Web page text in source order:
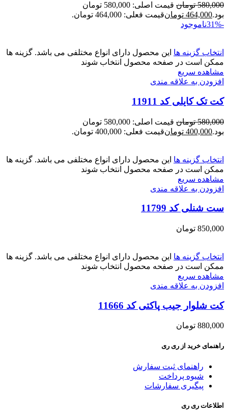
580,000 تومان
قیمت اصلی: 580,000 تومان
بود.464,000 تومانقیمت فعلی: 464,000 تومان.
-31%
ناموجود
انتخاب گزینه ها این محصول دارای انواع مختلفی می باشد. گزینه ها
ممکن است در صفحه محصول انتخاب شوند
مشاهده سریع
افزودن به علاقه مندی
کت تک کایلی کد 11911
580,000 تومان
قیمت اصلی: 580,000 تومان
بود.400,000 تومانقیمت فعلی: 400,000 تومان.
انتخاب گزینه ها این محصول دارای انواع مختلفی می باشد. گزینه ها
ممکن است در صفحه محصول انتخاب شوند
مشاهده سریع
افزودن به علاقه مندی
ست شنلی کد 11799
850,000 تومان
انتخاب گزینه ها این محصول دارای انواع مختلفی می باشد. گزینه ها
ممکن است در صفحه محصول انتخاب شوند
مشاهده سریع
افزودن به علاقه مندی
کت شلوار جیب پاکتی کد 11666
880,000 تومان
راهنمای خرید از ری ری
راهنمای ثبت سفارش
شیوه پرداخت
پیگیری سفارشات
اطلاعات ری ری